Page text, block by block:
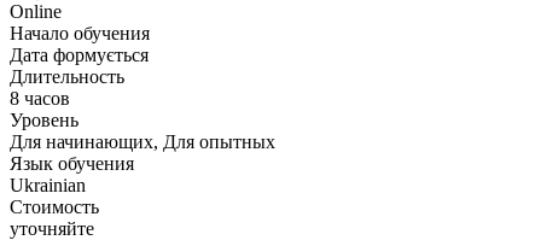
Online
Начало обучения
Дата формується
Длительность
8 часов
Уровень
Для начинающих, Для опытных
Язык обучения
Ukrainian
Стоимость
уточняйте